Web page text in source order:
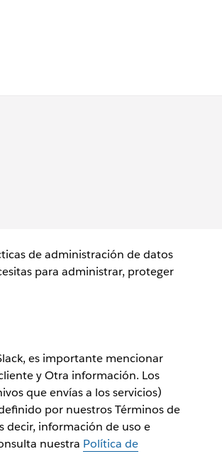
de administración de datos
para administrar, proteger
es importante mencionar
y Otra información. Los
que envías a los servicios)
por nuestros Términos de
decir, información de uso e
nuestra Política de